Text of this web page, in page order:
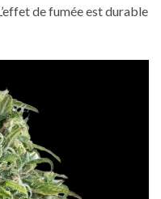
de fumée est durable